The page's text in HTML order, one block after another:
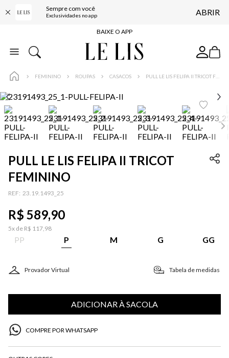
Sempre com você
Exclusividades no app ABRIR
FRETE GRÁTIS*
BAIXE O APP
10% OFF NA PRIMEIRA COMPRA*
FRETE GRÁTIS*
BAIXE O APP
10% OFF NA PRIMEIRA COMPRA*
FEMININO ROUPAS CASACOS
PULL LE LIS FELIPA II TRICOT
FEMININO
: 23.19.1493_25
R$ 589,90
5x de R$ 117,98
PP P M G GG
Provador Virtual Tabela de medidas
ADICIONAR À SACOLA
COMPRE POR WHATSAPP